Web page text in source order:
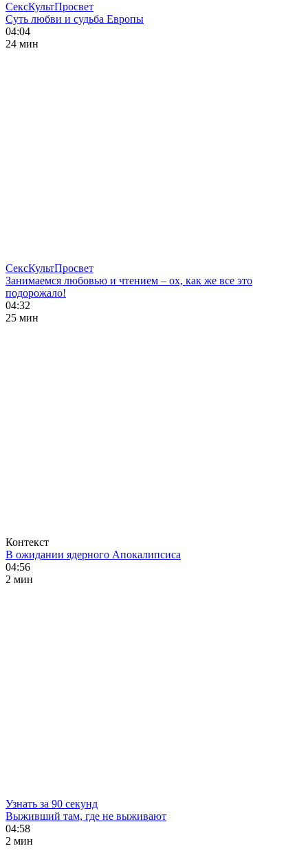
СексКультПросвет
Суть любви и судьба Европы
04:04
24 мин
СексКультПросвет
Занимаемся любовью и чтением – ох, как же все это
подорожало!
04:32
25 мин
Контекст
В ожидании ядерного Апокалипсиса
04:56
2 мин
Узнать за 90 секунд
Выживший там, где не выживают
04:58
2 мин